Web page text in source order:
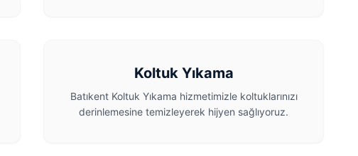
Koltuk Yıkama
Batıkent Koltuk Yıkama hizmetimizle koltuklarınızı
derinlemesine temizleyerek hijyen sağlıyoruz.